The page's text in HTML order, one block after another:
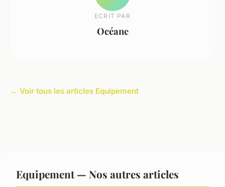
ECRIT PAR
Océane
← Voir tous les articles Equipement
Equipement — Nos autres articles